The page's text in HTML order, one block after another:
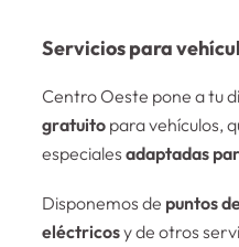
Servicios para
Centro Oeste pone a tu
gratuitopara vehículos,
especiales adaptadas
Disponemos de puntos
eléctricosy de otros